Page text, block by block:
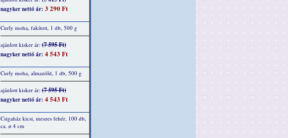
nagyker nettó ár: 3 290 Ft
Curly moha, fakított, 1 db, 500 g
ajánlott kisker ár:(7 595 Ft)
nagyker nettó ár: 4 543 Ft
Curly moha, almazöld, 1 db, 500 g
ajánlott kisker ár:(7 595 Ft)
nagyker nettó ár: 4 543 Ft
Csigaház kicsi, meszes fehér, 100 db,
ca. ø 4 cm